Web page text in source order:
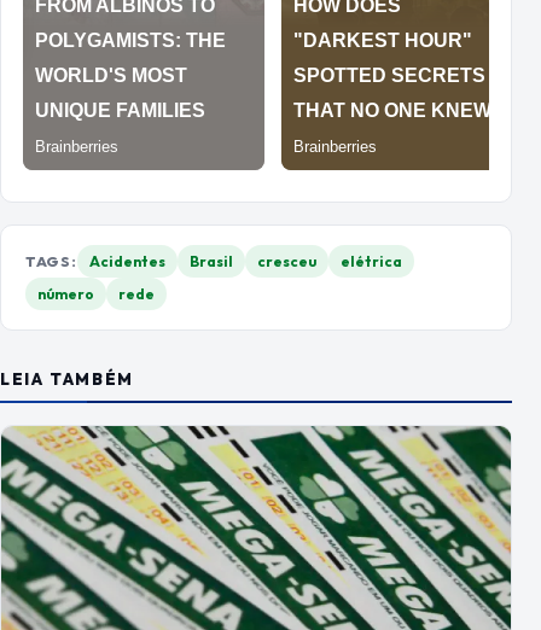
TAGS: Acidentes Brasil cresceu
elétrica
número
rede
LEIA TAMBÉM